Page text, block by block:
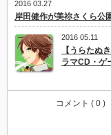
2016 03.27
岸田健作が美祢さくら公
2016 05.11
【うらたぬ
ラマCD・ゲ
コメント ( 0 )